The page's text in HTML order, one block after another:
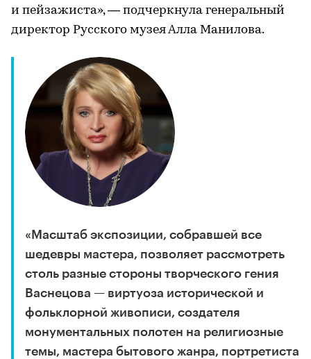
и пейзажиста», — подчеркнула генеральный
директор Русского музея Алла Манилова.
«Масштаб экспозиции, собравшей все
шедевры мастера, позволяет рассмотреть
столь разные стороны творческого гения
Васнецова — виртуоза исторической и
фольклорной живописи, создателя
монументальных полотен на религиозные
темы, мастера бытового жанра, портретиста